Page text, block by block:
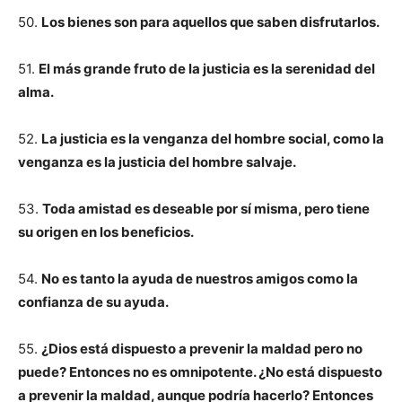
50. Los bienes son para aquellos que saben disfrutarlos.
51. El más grande fruto de la justicia es la serenidad del
alma.
52. La justicia es la venganza del hombre social, como la
venganza es la justicia del hombre salvaje.
53. Toda amistad es deseable por sí misma, pero tiene
su origen en los beneficios.
54. No es tanto la ayuda de nuestros amigos como la
confianza de su ayuda.
55. ¿Dios está dispuesto a prevenir la maldad pero no
puede? Entonces no es omnipotente. ¿No está dispuesto
a prevenir la maldad, aunque podría hacerlo? Entonces